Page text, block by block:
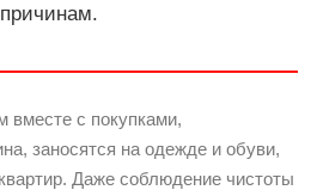
с покупками,
заносятся на одежде и обуви,
Даже соблюдение чистоты